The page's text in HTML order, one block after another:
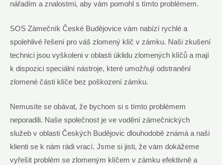
nářadím a znalostmi, aby vám pomohl s tímto problémem.
SOS Zámečník České Budějovice vám nabízí rychlé a
spolehlivé řešení pro váš zlomený klíč v zámku. Naši zkušení
technici jsou vyškoleni v oblasti úklidu zlomených klíčů a mají
k dispozici speciální nástroje, které umožňují odstranění
zlomené části klíče bez poškození zámku.
Nemusíte se obávat, že bychom si s tímto problémem
neporadili. Naše společnost je ve vodění zámečnických
služeb v oblasti Českých Budějovic dlouhodobě známá a naši
klienti se k nám rádi vrací. Jsme si jisti, že vám dokážeme
vyřešit problém se zlomeným klíčem v zámku efektivně a